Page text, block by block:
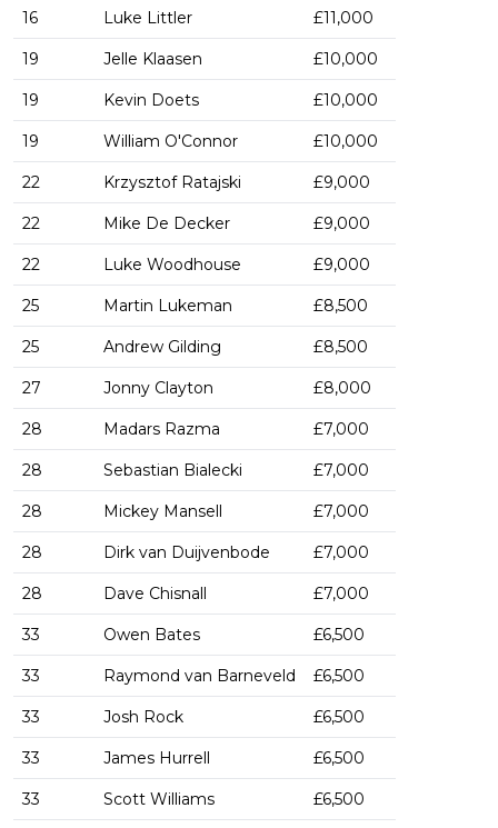
16 Luke Littler £11,000
19 Jelle Klaasen £10,000
19 Kevin Doets £10,000
19 William O'Connor £10,000
22 Krzysztof Ratajski £9,000
22 Mike De Decker £9,000
22 Luke Woodhouse £9,000
25 Martin Lukeman £8,500
25 Andrew Gilding £8,500
27 Jonny Clayton £8,000
28 Madars Razma £7,000
28 Sebastian Bialecki £7,000
28 Mickey Mansell £7,000
28 Dirk van Duijvenbode £7,000
28 Dave Chisnall £7,000
33 Owen Bates £6,500
33 Raymond van Barneveld £6,500
33 Josh Rock £6,500
33 James Hurrell £6,500
33 Scott Williams £6,500